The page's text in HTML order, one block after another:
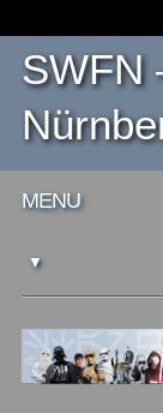
SWFN
Main menu
MENU